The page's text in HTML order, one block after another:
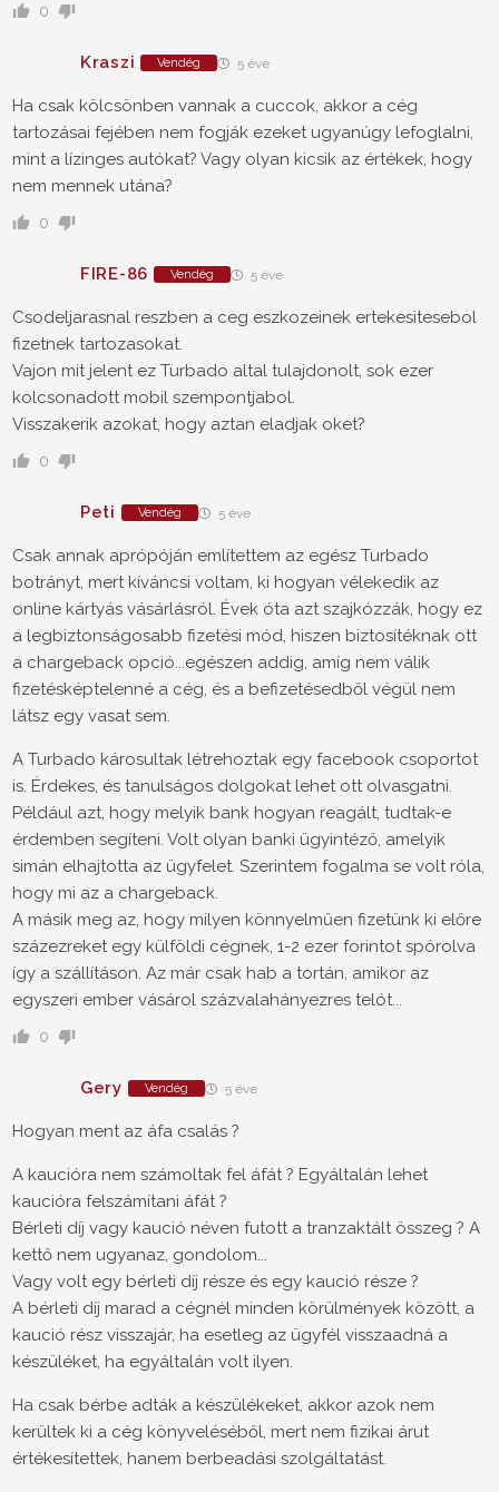
0
Kraszi Vendég 5 éve
Ha csak kölcsönben vannak a cuccok, akkor a cég
tartozásai fejében nem fogják ezeket ugyanúgy lefoglalni,
mint a lízinges autókat? Vagy olyan kicsik az értékek, hogy
nem mennek utána?
0
FIRE-86 Vendég 5 éve
Csodeljarasnal reszben a ceg eszkozeinek ertekesitesebol
fizetnek tartozasokat.
Vajon mit jelent ez Turbado altal tulajdonolt, sok ezer
kolcsonadott mobil szempontjabol.
Visszakerik azokat, hogy aztan eladjak oket?
0
Peti Vendég 5 éve
Csak annak aprópóján említettem az egész Turbado
botrányt, mert kíváncsi voltam, ki hogyan vélekedik az
online kártyás vásárlásról. Évek óta azt szajkózzák, hogy ez
a legbiztonságosabb fizetési mód, hiszen biztosítéknak ott
a chargeback opció...egészen addig, amíg nem válik
fizetésképtelenné a cég, és a befizetésedből végül nem
látsz egy vasat sem.
A Turbado károsultak létrehoztak egy facebook csoportot
is. Érdekes, és tanulságos dolgokat lehet ott olvasgatni.
Például azt, hogy melyik bank hogyan reagált, tudtak-e
érdemben segíteni. Volt olyan banki ügyintéző, amelyik
simán elhajtotta az ügyfelet. Szerintem fogalma se volt róla,
hogy mi az a chargeback.
A másik meg az, hogy milyen könnyelműen fizetünk ki előre
százezreket egy külföldi cégnek, 1-2 ezer forintot spórolva
így a szállításon. Az már csak hab a tortán, amikor az
egyszeri ember vásárol százvalahányezres telót...
0
Gery Vendég 5 éve
Hogyan ment az áfa csalás ?
A kaucióra nem számoltak fel áfát ? Egyáltalán lehet
kaucióra felszámítani áfát ?
Bérleti díj vagy kaució néven futott a tranzaktált összeg ? A
kettő nem ugyanaz, gondolom...
Vagy volt egy bérleti díj része és egy kaució része ?
A bérleti díj marad a cégnél minden körülmények között, a
kaució rész visszajár, ha esetleg az ügyfél visszaadná a
készüléket, ha egyáltalán volt ilyen.
Ha csak bérbe adták a készülékeket, akkor azok nem
kerültek ki a cég könyveléséből, mert nem fizikai árut
értékesítettek, hanem berbeadási szolgáltatást.